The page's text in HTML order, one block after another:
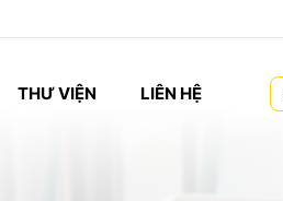
THƯ VIỆN LIÊN HỆ